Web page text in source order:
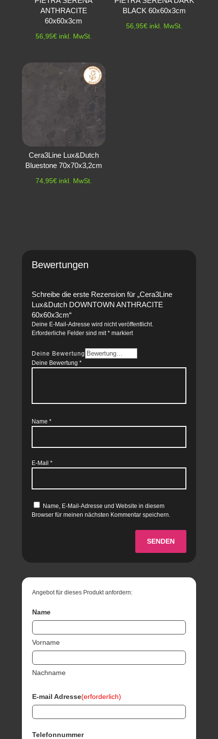
ANTHRACITE
60x60x3cm
56,95€ inkl. MwSt.
BLACK 60x60x3cm
56,95€ inkl. MwSt.
Cera3Line Lux&Dutch
Bluestone 70x70x3,2cm
74,95€ inkl. MwSt.
Bewertungen
Schreibe die erste Rezension für „Cera3Line
Lux&Dutch DOWNTOWN ANTHRACITE
60x60x3cm“
Deine E-Mail-Adresse wird nicht veröffentlicht.
Erforderliche Felder sind mit*markiert
Deine Bewertung
Deine Bewertung *
Name *
E-Mail *
Name, E-Mail-Adresse und Website in diesem
Browser für meinen nächsten Kommentar speichern.
SENDEN
Angebot für dieses Produkt anfordern:
Name
Vorname
Nachname
E-mail Adresse(erforderlich)
Telefonnummer